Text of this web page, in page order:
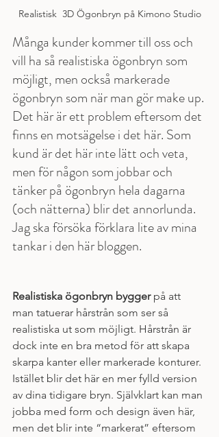
Realistisk  3D Ögonbryn på Kimono Studio
Många kunder kommer till oss och
vill ha så realistiska ögonbryn som
möjligt, men också markerade
ögonbryn som när man gör make up.
Det här är ett problem eftersom det
finns en motsägelse i det här. Som
kund är det här inte lätt och veta,
men för någon som jobbar och
tänker på ögonbryn hela dagarna
(och nätterna) blir det annorlunda.
Jag ska försöka förklara lite av mina
tankar i den här bloggen.
Realistiska ögonbryn bygger på att
man tatuerar hårstrån som ser så
realistiska ut som möjligt. Hårstrån är
dock inte en bra metod för att skapa
skarpa kanter eller markerade konturer.
Istället blir det här en mer fylld version
av dina tidigare bryn. Självklart kan man
jobba med form och design även här,
men det blir inte “markerat” eftersom